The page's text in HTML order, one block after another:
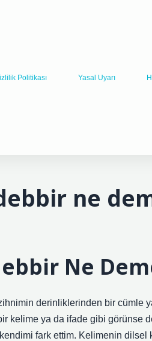
Politikası Yasal Uyarı
ne
Ne
derinliklerinden bir cümle
kelime ya da ifade gibi görünse
fark ettim. Kelimenin